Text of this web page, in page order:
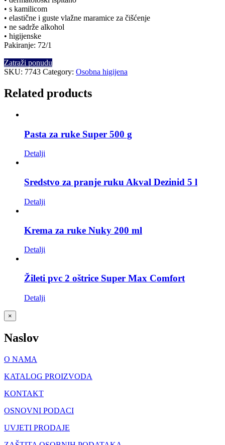
• s kamilicom
• elastične i guste vlažne maramice za čišćenje
• ne sadrže alkohol
• higijenske
Pakiranje: 72/1
Zatraži ponudu
SKU: 7743 Category: Osobna higijena
Related products
Pasta za ruke Super 500 g
Detalji
Sredstvo za pranje ruku Akval Dezinid 5 l
Detalji
Krema za ruke Nuky 200 ml
Detalji
Žileti pvc 2 oštrice Super Max Comfort
Detalji
Close
product
view
×
Naslov
O NAMA
KATALOG PROIZVODA
KONTAKT
OSNOVNI PODACI
UVJETI PRODAJE